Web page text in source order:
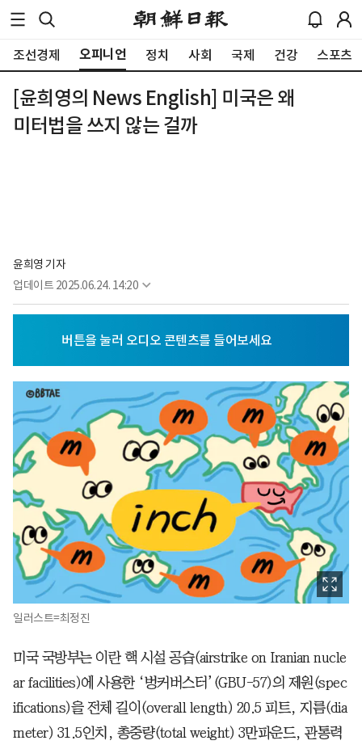
조선경제 오피니언 정치 사회 국제 건강 스포츠
[윤희영의 News English] 미국은 왜
미터법을 쓰지 않는 걸까
윤희영 기자
업데이트 2025.06.24. 14:20
일러스트=최정진
미국 국방부는 이란 핵 시설 공습(airstrike on Iranian nucle
ar facilities)에 사용한 ‘벙커버스터’(GBU-57)의 제원(spec
ifications)을 전체 길이(overall length) 20.5 피트, 지름(dia
meter) 31.5인치, 총중량(total weight) 3만파운드, 관통력